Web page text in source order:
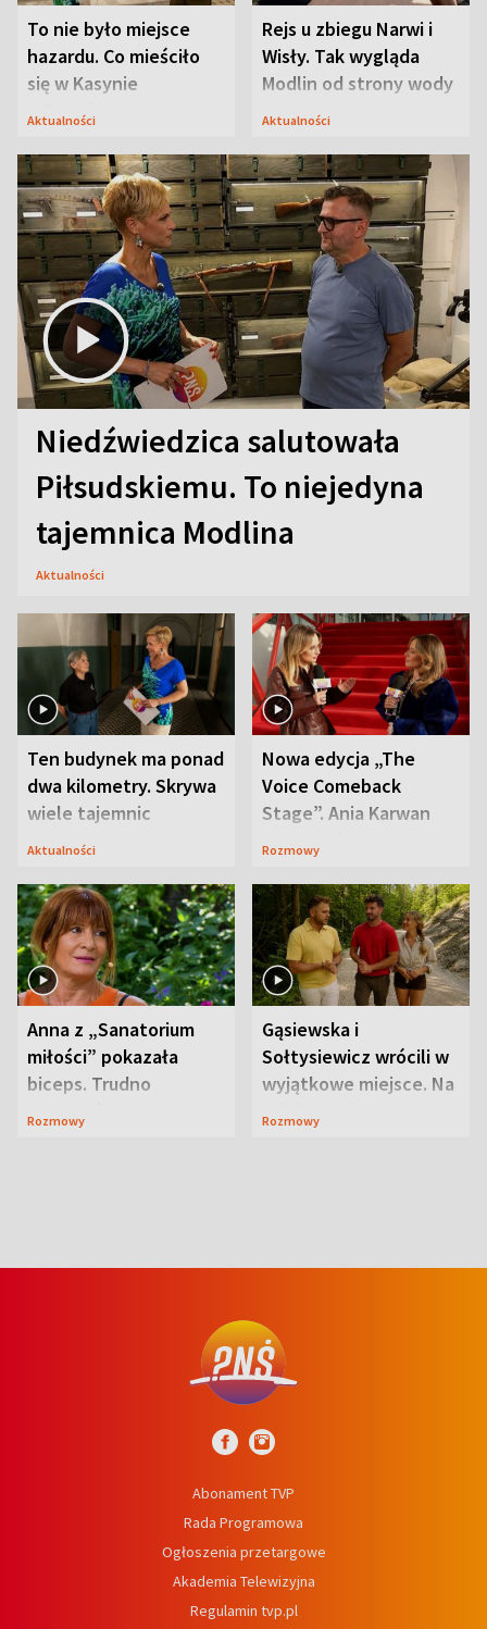
To nie było miejsce
hazardu. Co mieściło
się w Kasynie
Oficerskim?
Aktualności
Rejs u zbiegu Narwi i
Wisły. Tak wygląda
Modlin od strony wody
Aktualności
Niedźwiedzica salutowała
Piłsudskiemu. To niejedyna
tajemnica Modlina
Aktualności
Ten budynek ma ponad
dwa kilometry. Skrywa
wiele tajemnic
Aktualności
Nowa edycja „The
Voice Comeback
Stage”. Ania Karwan
zapowiada
Rozmowy
Anna z „Sanatorium
miłości” pokazała
biceps. Trudno
uwierzyć, co przeszła
Rozmowy
Gąsiewska i
Sołtysiewicz wrócili w
wyjątkowe miejsce. Na
szlaku czekał
Rozmowy
Abonament TVP
Rada Programowa
Ogłoszenia przetargowe
Akademia Telewizyjna
Regulamin tvp.pl